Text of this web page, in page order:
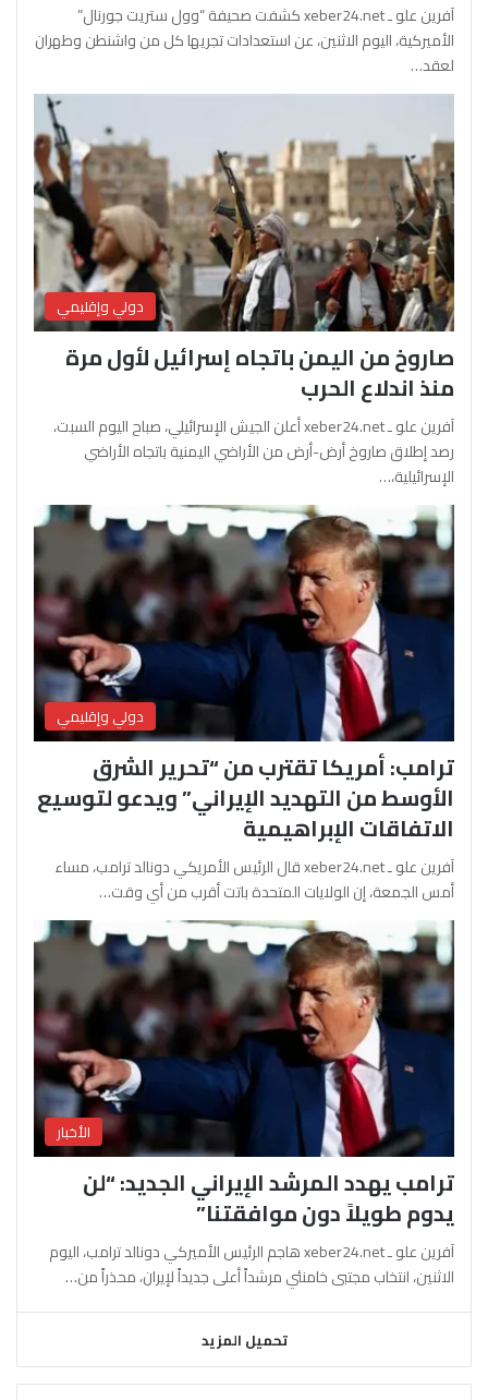
آفرين علو ـ xeber24.net كشفت صحيفة “وول ستريت جورنال”
الأميركية، اليوم الاثنين، عن استعدادات تجريها كل من واشنطن وطهران
لعقد…
دولي وإقليمي
صاروخ من اليمن باتجاه إسرائيل لأول مرة
منذ اندلاع الحرب
آفرين علو ـ xeber24.net أعلن الجيش الإسرائيلي، صباح اليوم السبت،
رصد إطلاق صاروخ أرض-أرض من الأراضي اليمنية باتجاه الأراضي
الإسرائيلية،…
دولي وإقليمي
ترامب: أمريكا تقترب من “تحرير الشرق
الأوسط من التهديد الإيراني” ويدعو لتوسيع
الاتفاقات الإبراهيمية
آفرين علو ـ xeber24.net قال الرئيس الأمريكي دونالد ترامب، مساء
أمس الجمعة، إن الولايات المتحدة باتت أقرب من أي وقت…
الأخبار
ترامب يهدد المرشد الإيراني الجديد: “لن
يدوم طويلاً دون موافقتنا”
آفرين علو ـ xeber24.net هاجم الرئيس الأميركي دونالد ترامب، اليوم
الاثنين، انتخاب مجتبى خامنئي مرشداً أعلى جديداً لإيران، محذراً من…
تحميل المزيد